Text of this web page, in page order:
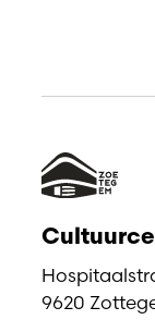
9620